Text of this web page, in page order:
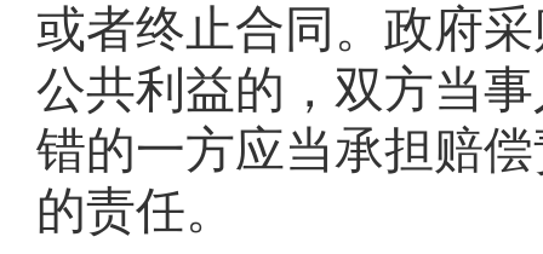
或者终止合同。政府
公共利益的，双方当
错的一方应当承担赔
的责任。